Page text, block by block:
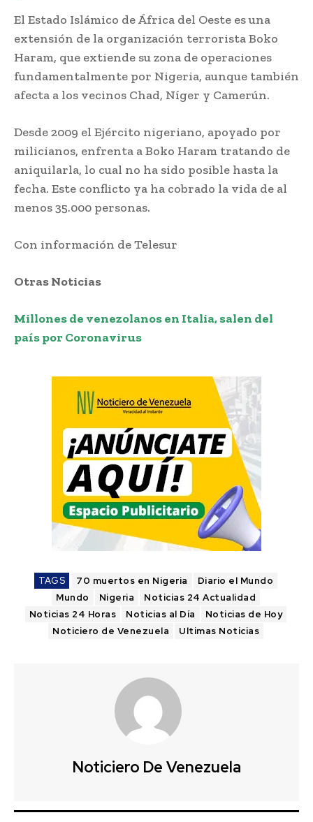
El Estado Islámico de África del Oeste es una
extensión de la organización terrorista Boko
Haram, que extiende su zona de operaciones
fundamentalmente por Nigeria, aunque también
afecta a los vecinos Chad, Níger y Camerún.
Desde 2009 el Ejército nigeriano, apoyado por
milicianos, enfrenta a Boko Haram tratando de
aniquilarla, lo cual no ha sido posible hasta la
fecha. Este conflicto ya ha cobrado la vida de al
menos 35.000 personas.
Con información de Telesur
Otras Noticias
Millones de venezolanos en Italia, salen del
país por Coronavirus
TAGS 70 muertos en Nigeria
Diario el Mundo
Mundo
Nigeria
Noticias 24 Actualidad
Noticias 24 Horas
Noticias al Día
Noticias de Hoy
Noticiero de Venezuela
Ultimas Noticias
Noticiero De Venezuela